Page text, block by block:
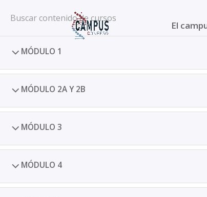
El
All Courses
MÓDULO 1
MÓDULO 2A Y 2B
MÓDULO 3
MÓDULO 4
2025 © Confesq |Política de cookies